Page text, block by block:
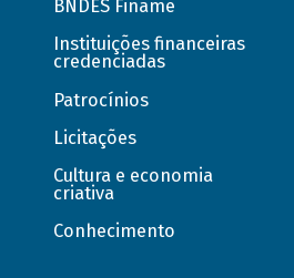
BNDES Finame
Instituições financeiras
credenciadas
Patrocínios
Licitações
Cultura e economia
criativa
Conhecimento